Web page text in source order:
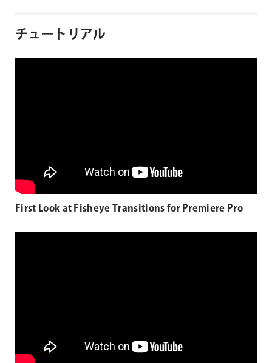
チュートリアル
First Look at Fisheye Transitions for Premiere Pro